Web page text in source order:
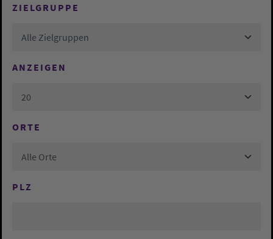
ZIELGRUPPE
Alle Zielgruppen
ANZEIGEN
20
ORTE
Alle Orte
PLZ